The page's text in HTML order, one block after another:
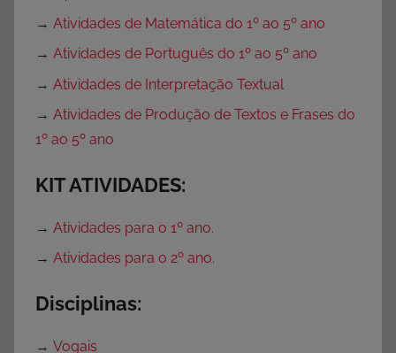
r
e
e
c
e
o
→ Atividades de Matemática do 1º ao 5º ano
→ Atividades de Português do 1º ao 5º ano
→ Atividades de Interpretação Textual
→ Atividades de Produção de Textos e Frases do
1º ao 5º ano
KIT ATIVIDADES:
→ Atividades para o 1º ano.
→ Atividades para o 2º ano.
Disciplinas:
→ Vogais